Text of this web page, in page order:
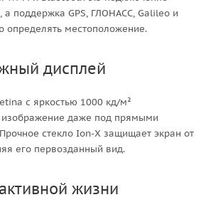
а поддержка GPS, ГЛОНАСС, Galileo и
определять местоположение.
дисплей
с яркостью 1000 кд/м²
изображение даже под прямыми
стекло Ion-X защищает экран от
его первозданный вид.
жизни